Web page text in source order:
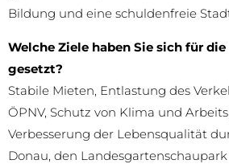
Bildung und eine schuldenfreie
Welche Ziele haben Sie sich für
gesetzt?
Stabile Mieten, Entlastung des
ÖPNV, Schutz von Klima und
Verbesserung der Lebensqualität
Donau, den